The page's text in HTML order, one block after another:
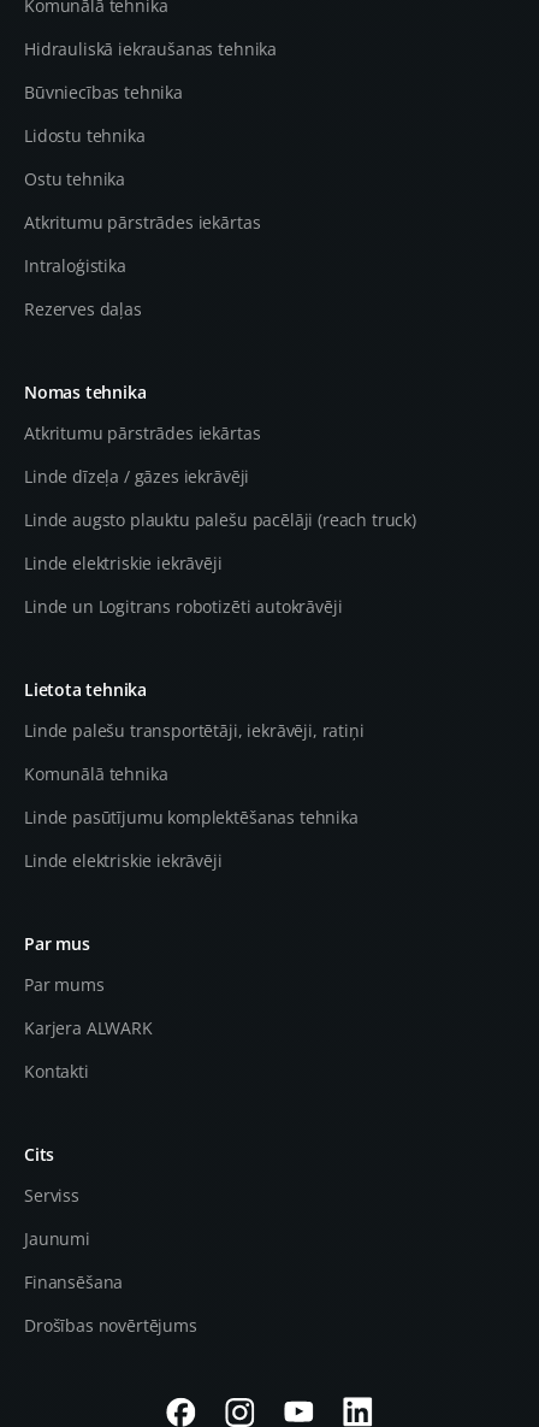
Komunālā tehnika
Hidrauliskā iekraušanas tehnika
Būvniecības tehnika
Lidostu tehnika
Ostu tehnika
Atkritumu pārstrādes iekārtas
Intraloģistika
Rezerves daļas
Nomas tehnika
Atkritumu pārstrādes iekārtas
Linde dīzeļa / gāzes iekrāvēji
Linde augsto plauktu palešu pacēlāji (reach truck)
Linde elektriskie iekrāvēji
Linde un Logitrans robotizēti autokrāvēji
Lietota tehnika
Linde palešu transportētāji, iekrāvēji, ratiņi
Komunālā tehnika
Linde pasūtījumu komplektēšanas tehnika
Linde elektriskie iekrāvēji
Par mus
Par mums
Karjera ALWARK
Kontakti
Cits
Serviss
Jaunumi
Finansēšana
Drošības novērtējums